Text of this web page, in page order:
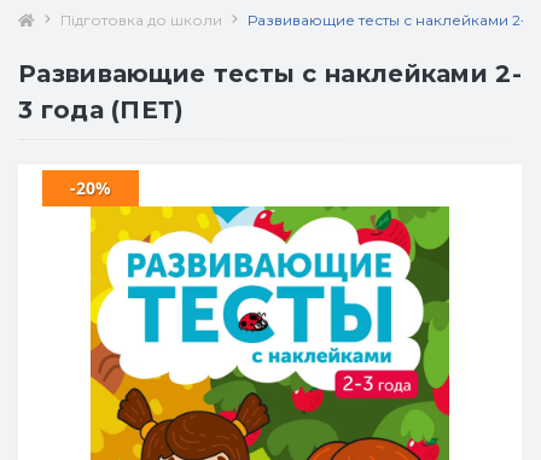
Підготовка до школи Развивающие тесты с наклейками 2-3
Развивающие тесты с наклейками 2-
3 года (ПЕТ)
-20%